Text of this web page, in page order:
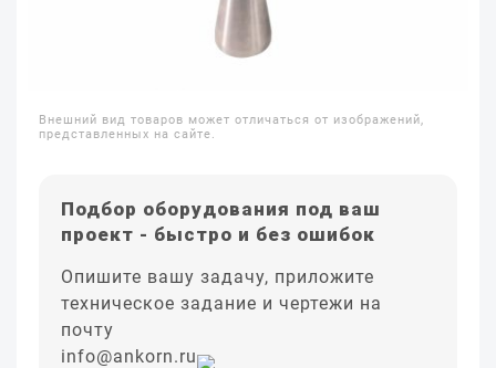
Внешний вид товаров может отличаться от изображений,
представленных на сайте.
Подбор оборудования под ваш
проект - быстро и без ошибок
Опишите вашу задачу, приложите
техническое задание и чертежи на
почту
info@ankorn.ru